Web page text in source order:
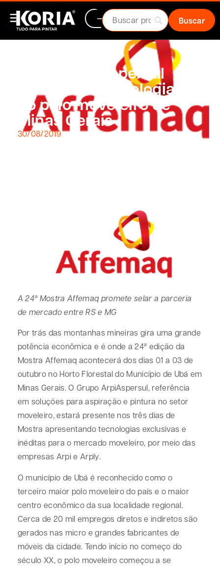
Grupo ArpiAspersul
apresenta tecnologias
no polo moveleiro de
Minas Gerais
30/08/2019
A 24ª Mostra Affemaq promete selar a parceria
de mercado entre RS e MG
Por trás das montanhas mineiras gira uma grande
potência econômica e é onde a 24ª edição da
Mostra Affemaq acontecerá dos dias 01 a 03 de
outubro no Horto Florestal do Município de Ubá em
Minas Gerais. O Grupo ArpiAspersul, referência
em soluções para aspiração e pintura no setor
moveleiro, estará presente nos três dias de
Mostra apresentando tecnologias exclusivas e
inéditas para o mercado moveleiro, por meio das
empresas Arpi e Arply.
O município de Ubá é reconhecido como o
terceiro maior polo moveleiro do país e o maior
centro econômico da sua localidade regional.
Cerca de 20 mil empregos diretos e indiretos são
gerados nas micro e grandes fabricantes de
móveis da cidade. Tendo início no começo do
século XX, o polo moveleiro começou a se